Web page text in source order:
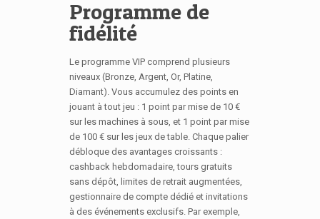
Programme de
fidélité
Le programme VIP comprend plusieurs
niveaux (Bronze, Argent, Or, Platine,
Diamant). Vous accumulez des points en
jouant à tout jeu : 1 point par mise de 10 €
sur les machines à sous, et 1 point par mise
de 100 € sur les jeux de table. Chaque palier
débloque des avantages croissants :
cashback hebdomadaire, tours gratuits
sans dépôt, limites de retrait augmentées,
gestionnaire de compte dédié et invitations
à des événements exclusifs. Par exemple,